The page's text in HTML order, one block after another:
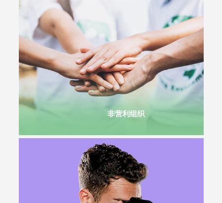
非营利组织